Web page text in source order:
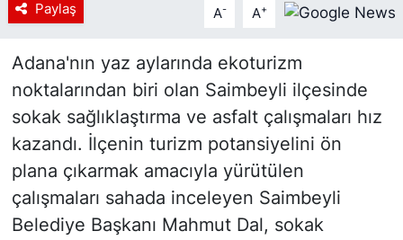
Paylaş A- A+
Adana'nın yaz aylarında ekoturizm
noktalarından biri olan Saimbeyli ilçesinde
sokak sağlıklaştırma ve asfalt çalışmaları hız
kazandı. İlçenin turizm potansiyelini ön
plana çıkarmak amacıyla yürütülen
çalışmaları sahada inceleyen Saimbeyli
Belediye Başkanı Mahmut Dal, sokak